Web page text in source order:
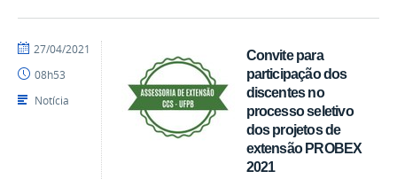
Convite para
participação dos
discentes no
processo seletivo
dos projetos de
extensão PROBEX
2021
por
Batista
publicado
27/04/2021
08h53
Notícia